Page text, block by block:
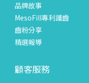
品牌故事
MesoFill專利護齒
齒粉分享
精選報導
顧客服務